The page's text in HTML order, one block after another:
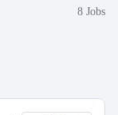
8 Jobs